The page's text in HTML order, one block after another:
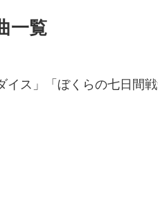
一覧
イス」「ぼくらの七日間